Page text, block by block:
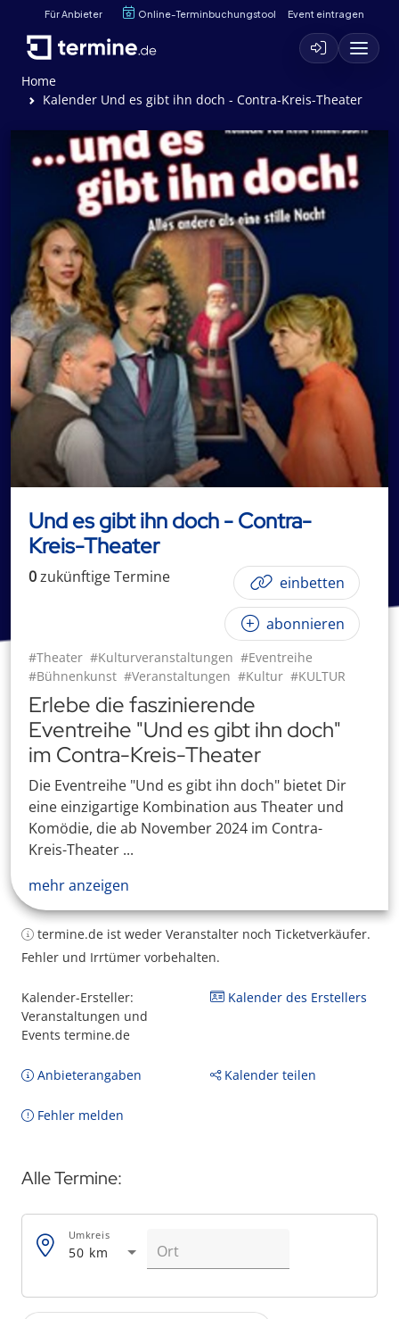
Für Anbieter Online-Terminbuchungstool Event eintragen
Home
Kalender Und es gibt ihn doch - Contra-Kreis-Theater
Und es gibt ihn doch - Contra-
Kreis-Theater
0zukünftigeTermine einbetten
abonnieren
#Theater #Kulturveranstaltungen #Eventreihe
#Bühnenkunst #Veranstaltungen #Kultur #KULTUR
Erlebe die faszinierende
Eventreihe "Und es gibt ihn doch"
im Contra-Kreis-Theater
Die Eventreihe "Und es gibt ihn doch" bietet Dir
eine einzigartige Kombination aus Theater und
Komödie, die ab November 2024 im Contra-
Kreis-Theater ...
mehr anzeigen
termine.de ist weder Veranstalter noch Ticketverkäufer.
Fehler und Irrtümer vorbehalten.
Kalender-Ersteller:
Veranstaltungen und
Events termine.de
Kalender des Erstellers
Anbieterangaben Kalender teilen
Fehler melden
Alle Termine:
50 km
Umkreis